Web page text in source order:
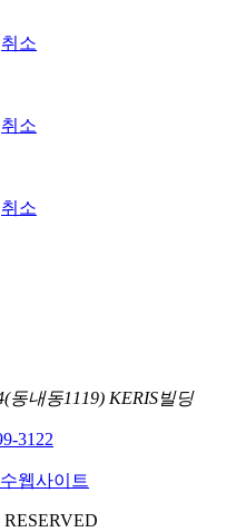
취소
취소
취소
동내동1119) KERIS빌딩
3122